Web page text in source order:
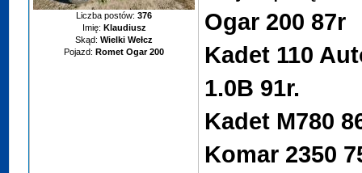
Liczba postów:376
Imię: Klaudiusz
Skąd: Wielki Wełcz
Pojazd: Romet Ogar 200
Ogar 200 87r
Kadet 110
1.0B 91r.
Kadet M780
Komar 2350